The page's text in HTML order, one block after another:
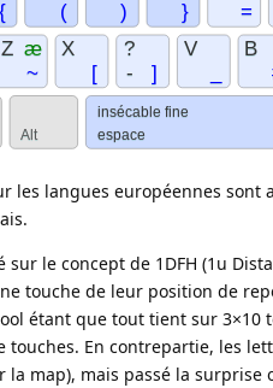
les langues européennes
sur le concept de 1DFH (1u
touche de leur position de
étant que tout tient sur
touches. En contrepartie, les
la map), mais passé la surprise